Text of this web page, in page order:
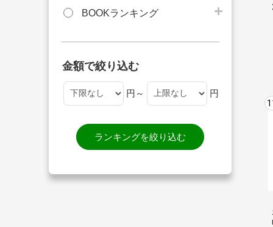
BOOKランキング
金額で絞り込む
円～ 円
ランキングを絞り込む